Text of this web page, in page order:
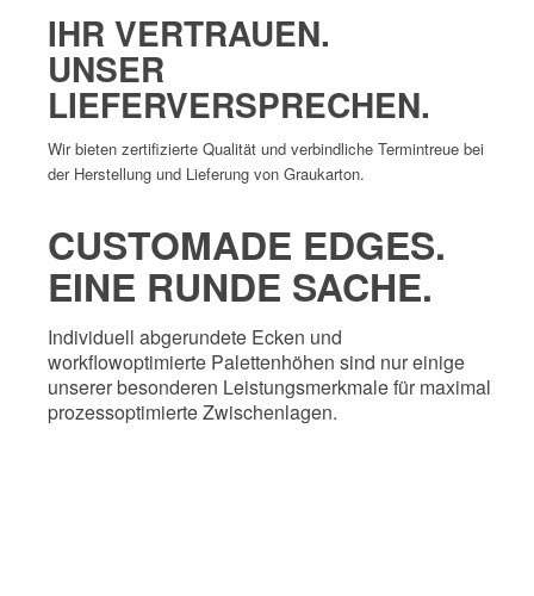
IHR VERTRAUEN.
UNSER
LIEFERVERSPRECHEN.
Wir bieten zertifizierte Qualität und verbindliche Termintreue bei
der Herstellung und Lieferung von Graukarton.
CUSTOMADE EDGES.
EINE RUNDE SACHE.
Individuell abgerundete Ecken und
workflowoptimierte Palettenhöhen sind nur einige
unserer besonderen Leistungsmerkmale für maximal
prozessoptimierte Zwischenlagen.